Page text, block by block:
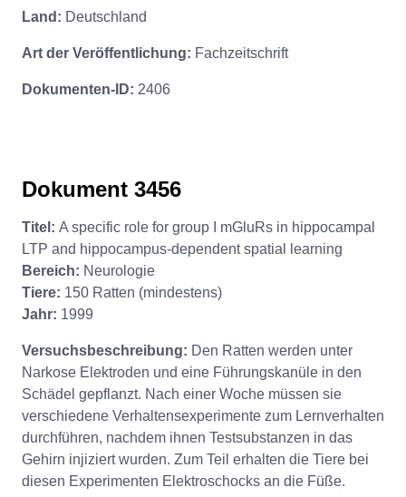
Land: Deutschland
Art der Veröffentlichung: Fachzeitschrift
Dokumenten-ID: 2406
Dokument 3456
Titel: A specific role for group I mGluRs in hippocampal
LTP and hippocampus-dependent spatial learning
Bereich: Neurologie
Tiere: 150 Ratten (mindestens)
Jahr: 1999
Versuchsbeschreibung: Den Ratten werden unter
Narkose Elektroden und eine Führungskanüle in den
Schädel gepflanzt. Nach einer Woche müssen sie
verschiedene Verhaltensexperimente zum Lernverhalten
durchführen, nachdem ihnen Testsubstanzen in das
Gehirn injiziert wurden. Zum Teil erhalten die Tiere bei
diesen Experimenten Elektroschocks an die Füße.